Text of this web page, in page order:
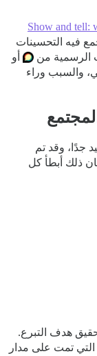
Show and tell:
فيه التحسينات
الرسمية من
أو
والسبب وراء
جدًا، وقد تم
حتى لو كان ذلك أبطأ كل
هدف التبرع.
تمت على مدار